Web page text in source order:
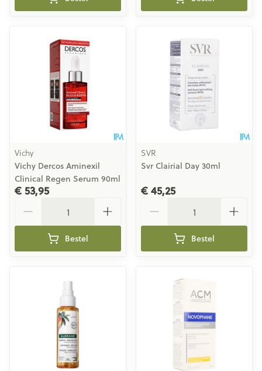
Vichy
Vichy Dercos Aminexil
Clinical Regen Serum 90ml
€ 53,95
Bestel
SVR
Svr Clairial Day 30ml
€ 45,25
Bestel